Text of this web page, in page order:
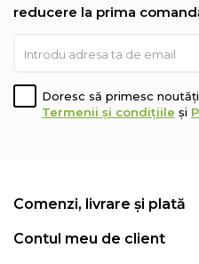
reducere la prima
Doresc să primesc
Termenii și condițiile și
Comenzi, livrare și plată
Contul meu de client